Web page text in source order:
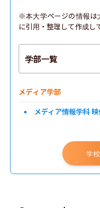
※本大学ページの情報は
に引用・整理して作成し
学部一覧
メディア学部
メディア情報学科
学